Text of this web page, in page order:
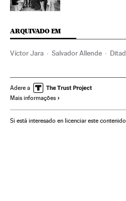
ARQUIVADO EM
Víctor Jara Salvador Allende
América Latina História
Política
Adere a
Mais informações
Si está interesado en licenciar este